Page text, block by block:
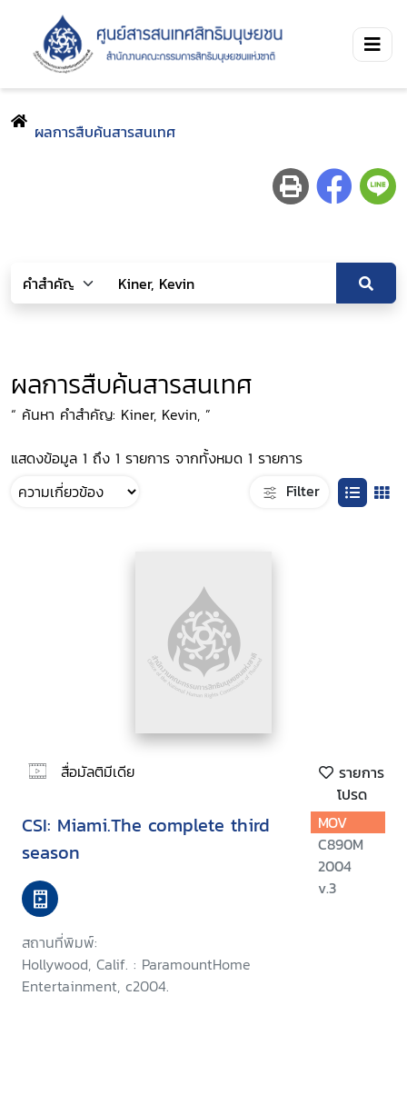
ผลการสืบค้นสารสนเทศ
ผลการสืบค้นสารสนเทศ
“ ค้นหา คำสำคัญ: Kiner, Kevin, ”
แสดงข้อมูล 1 ถึง 1 รายการ จากทั้งหมด 1 รายการ
Filter
สื่อมัลติมีเดีย
รายการ
โปรด
CSI: Miami.The complete third
season
สถานที่พิมพ์:
Hollywood, Calif. : ParamountHome
Entertainment, c2004.
MOV
C890M
2004
v.3